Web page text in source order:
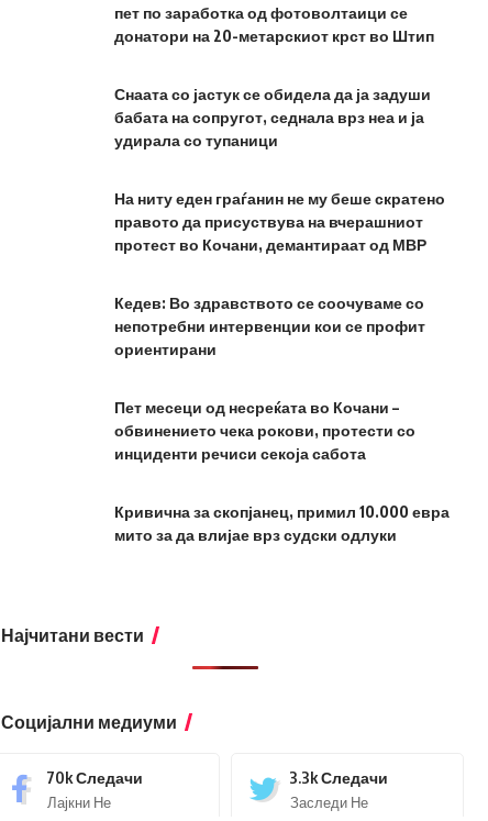
пет по заработка од фотоволтаици се
донатори на 20-метарскиот крст во Штип
Снаата со јастук се обидела да ја задуши
бабата на сопругот, седнала врз неа и ја
удирала со тупаници
На ниту еден граѓанин не му беше скратено
правото да присуствува на вчерашниот
протест во Кочани, демантираат од МВР
Кедев: Во здравството се соочуваме со
непотребни интервенции кои се профит
ориентирани
Пет месеци од несреќата во Кочани –
обвинението чека рокови, протести со
инциденти речиси секоја сабота
Кривична за скопјанец, примил 10.000 евра
мито за да влијае врз судски одлуки
Најчитани вести
Социјални медиуми
70kСледачи
Лајкни Не
3.3kСледачи
Заследи Не